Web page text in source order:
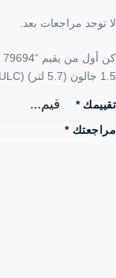
لا توجد مراجعات بعد.
1.5 جالون (5.7 لتر) (UL/ULC)”
تقييمك*
مراجعتك*